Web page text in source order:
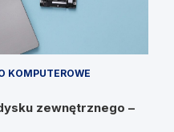
KOMPUTEROWE
zewnętrznego –